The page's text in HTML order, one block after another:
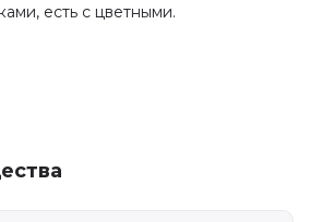
есть с цветными.